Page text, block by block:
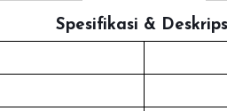
Spesifikasi &